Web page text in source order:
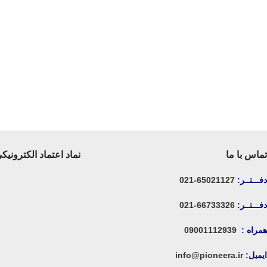
تماس با ما
دفـــتــر: 65021127-021
دفـــتــر: 66733326-021
همراه : 09001112939
ایمیل:info@pioneera.ir
نماد اعتماد